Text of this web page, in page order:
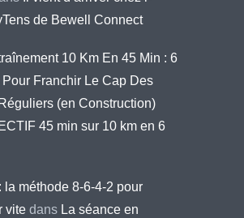
de Bewell Connect
10 Km En 45 Min : 6
Franchir Le Cap Des
(en Construction)
45 min sur 10 km en 6
la méthode 8-6-4-2 pour
vite dans La séance en